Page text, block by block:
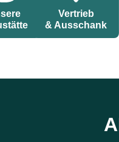
Vertrieb
& Ausschank